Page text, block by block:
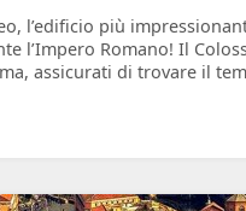
l’edificio più
l’Impero Romano! Il
assicurati di trovare il